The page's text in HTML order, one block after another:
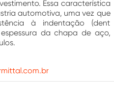
Essa característica
automotiva, uma vez que
à indentação (dent
da chapa de aço,